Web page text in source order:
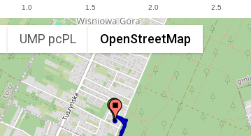
1.0 1.5 2.0 2.5
UMP pcPL OpenStreetMap